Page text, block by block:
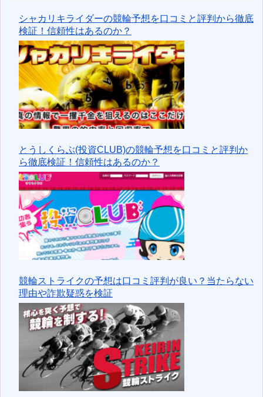
シャカリキライダーの競輪予想を口コミと評判から徹底
検証！信頼性はあるのか？
とうしくらぶ(投資CLUB)の競輪予想を口コミと評判か
ら徹底検証！信頼性はあるのか？
競輪ストライクの予想は口コミ評判が良い？当たらない
理由や詐欺疑惑を検証